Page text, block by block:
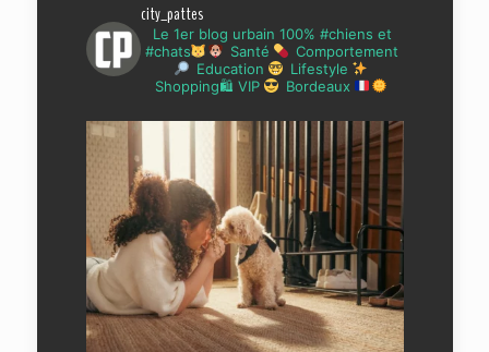
city_pattes
Le 1er blog urbain 100% #chiens et
#chats
Santé
Comportement
Education
Lifestyle
Shopping🛍 VIP
Bordeaux